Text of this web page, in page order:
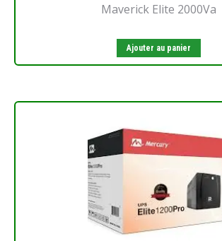
Maverick Elite 2000Va
Ajouter au panier